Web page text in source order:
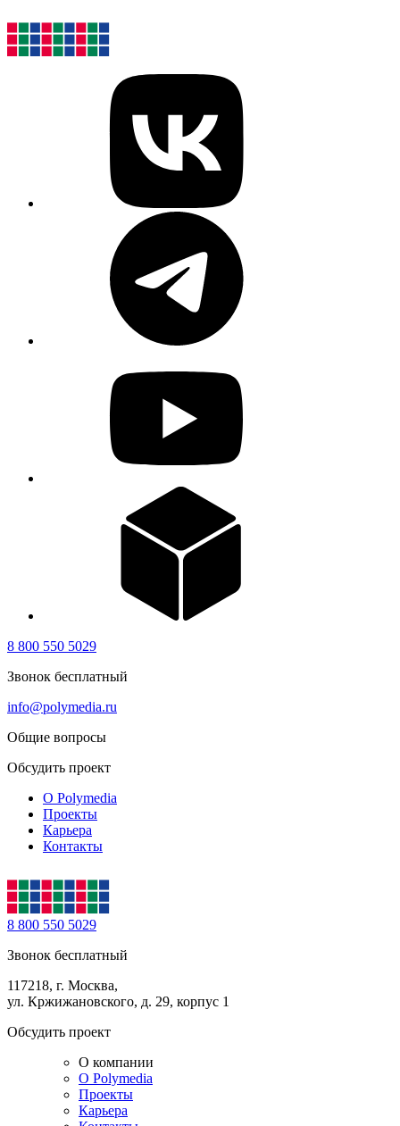
8 800 550 5029
Звонок бесплатный
info@polymedia.ru
Общие вопросы
Обсудить проект
О Polymedia
Проекты
Карьера
Контакты
8 800 550 5029
Звонок бесплатный
117218, г. Москва,
ул. Кржижановского, д. 29, корпус 1
Обсудить проект
О компании
О Polymedia
Проекты
Карьера